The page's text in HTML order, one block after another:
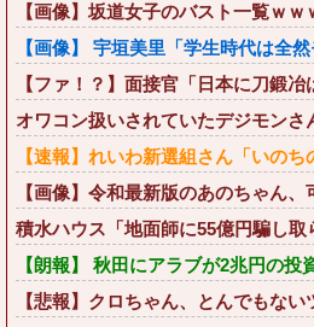
【画像】坂道女子のバスト一覧ｗ
【画像】 宇垣美里「学生時代は全
【ファ！？】面接官「日本に刀鍛
オワコン扱いされていたデジモンさ
【速報】れいわ新選組さん「いの
【画像】令和最新版のあのちゃん
積水ハウス「地面師に55億円騙し
【朗報】 秋田にアラブが2兆円の投
【悲報】クロちゃん、とんでもない